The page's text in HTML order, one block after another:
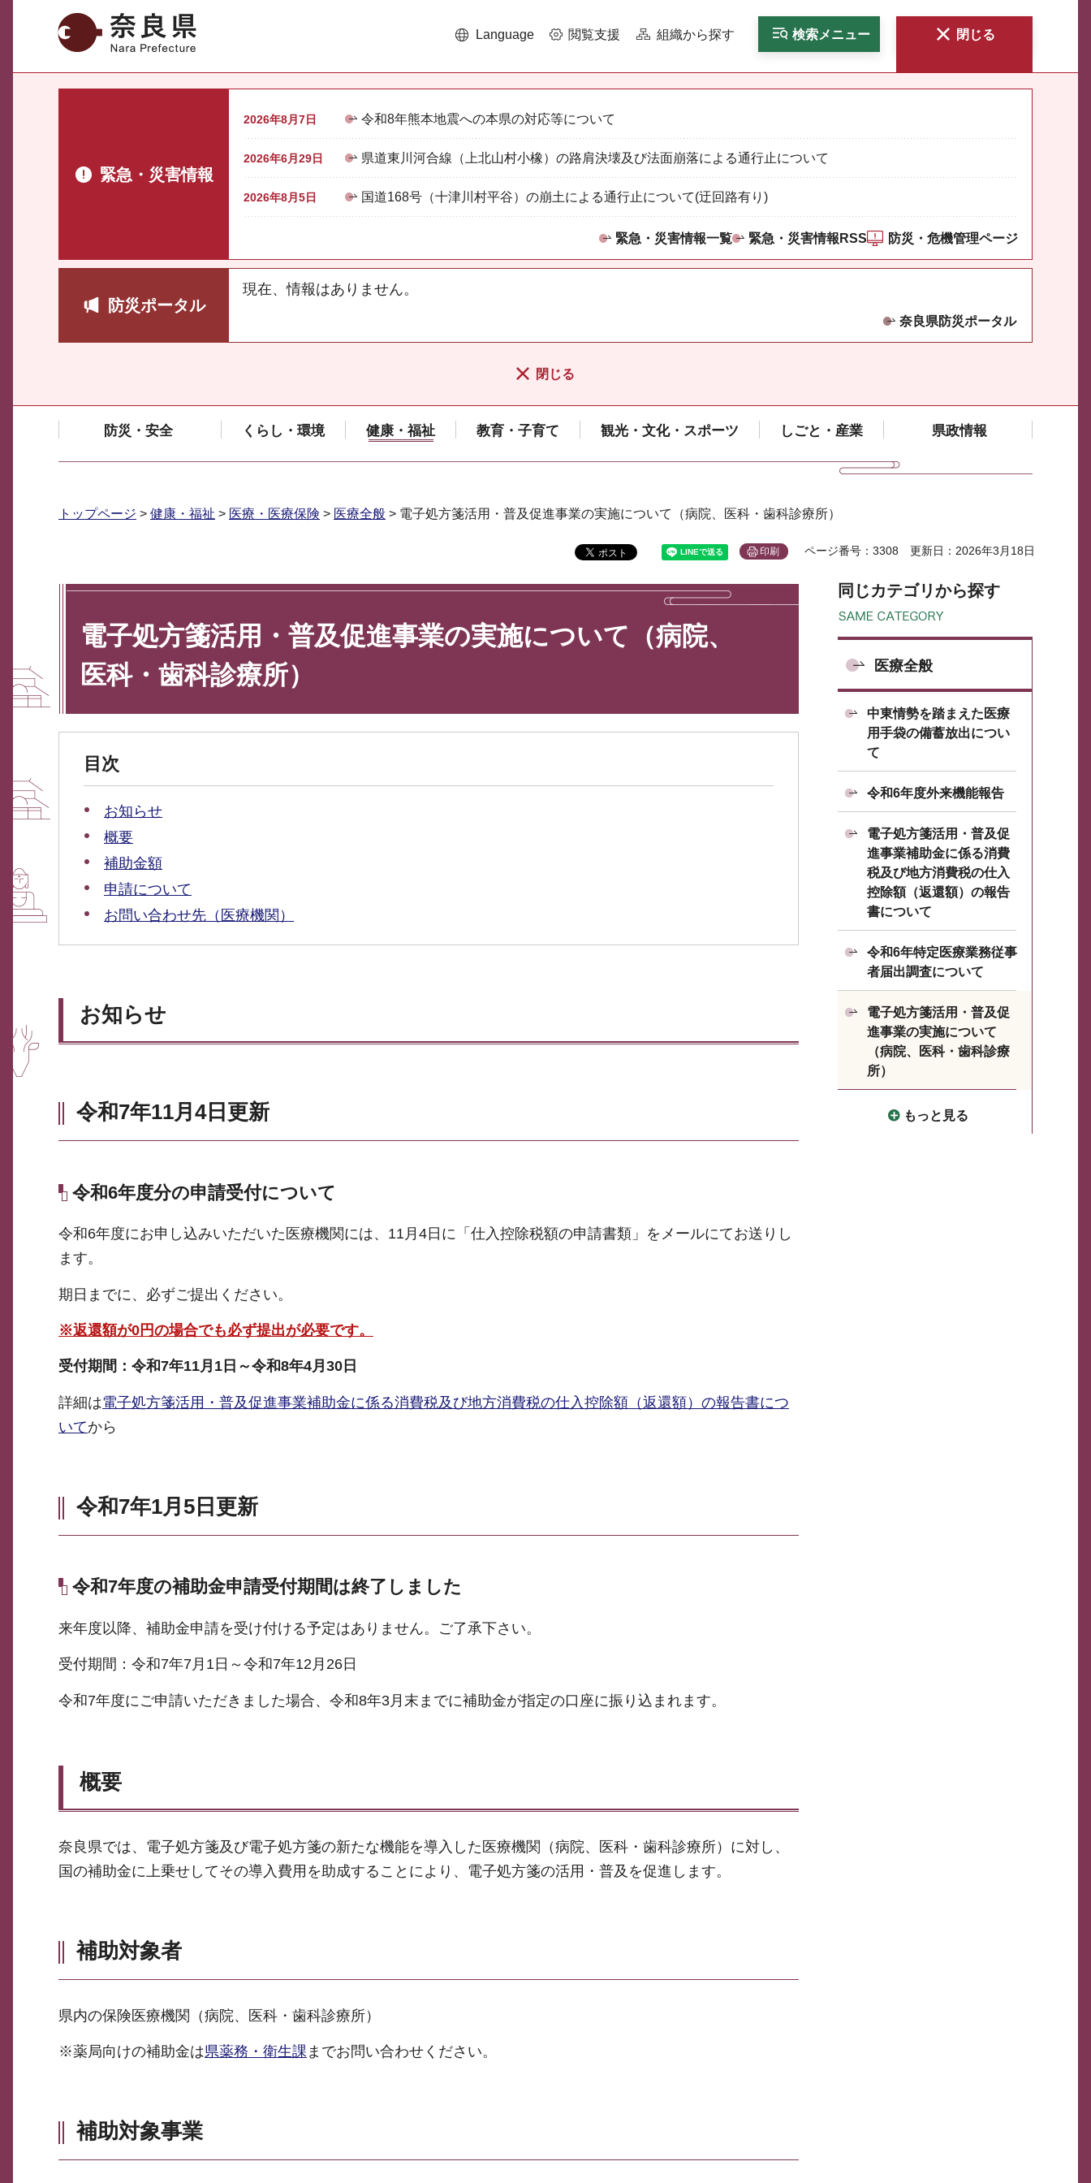
奈良県 Language 閲覧支援 組織から探す 検索メニュー 閉じる
緊急・災害情報
2026年8月7日 令和8年熊本地震への本県の対応等について
2026年6月29日 県道東川河合線（上北山村小橡）の路肩決壊及び法面崩落による通行止について
2026年8月5日 国道168号（十津川村平谷）の崩土による通行止について(迂回路有り)
緊急・災害情報一覧 緊急・災害情報RSS 防災・危機管理ページ
防災ポータル
現在、情報はありません。
奈良県防災ポータル
閉じる
防災・安全 くらし・環境 健康・福祉 教育・子育て 観光・文化・スポーツ しごと・産業 県政情報
トップページ > 健康・福祉 > 医療・医療保険 > 医療全般 > 電子処方箋活用・普及促進事業の実施について（病院、医科・歯科診療所）
印刷 ページ番号：3308 更新日：2026年3月18日
電子処方箋活用・普及促進事業の実施について（病院、
医科・歯科診療所）
目次
お知らせ
概要
補助金額
申請について
お問い合わせ先（医療機関）
お知らせ
令和7年11月4日更新
令和6年度分の申請受付について
令和6年度にお申し込みいただいた医療機関には、11月4日に「仕入控除税額の申請書類」をメールにてお送りし
ます。
期日までに、必ずご提出ください。
※返還額が0円の場合でも必ず提出が必要です。
受付期間：令和7年11月1日～令和8年4月30日
詳細は電子処方箋活用・普及促進事業補助金に係る消費税及び地方消費税の仕入控除額（返還額）の報告書につ
いてから
令和7年1月5日更新
令和7年度の補助金申請受付期間は終了しました
来年度以降、補助金申請を受け付ける予定はありません。ご了承下さい。
受付期間：令和7年7月1日～令和7年12月26日
令和7年度にご申請いただきました場合、令和8年3月末までに補助金が指定の口座に振り込まれます。
概要
奈良県では、電子処方箋及び電子処方箋の新たな機能を導入した医療機関（病院、医科・歯科診療所）に対し、
国の補助金に上乗せしてその導入費用を助成することにより、電子処方箋の活用・普及を促進します。
補助対象者
県内の保険医療機関（病院、医科・歯科診療所）
※薬局向けの補助金は県薬務・衛生課 までお問い合わせください。
補助対象事業
同じカテゴリから探す
医療全般
中東情勢を踏まえた医療
用手袋の備蓄放出につい
て
令和6年度外来機能報告
電子処方箋活用・普及促
進事業補助金に係る消費
税及び地方消費税の仕入
控除額（返還額）の報告
書について
令和6年特定医療業務従事
者届出調査について
電子処方箋活用・普及促
進事業の実施について
（病院、医科・歯科診療
所）
もっと見る